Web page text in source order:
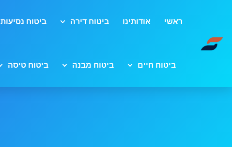
ראשי אודותינו ביטוח דירה ביטוח נסיעות
ביטוח חיים ביטוח מבנה ביטוח טיסה